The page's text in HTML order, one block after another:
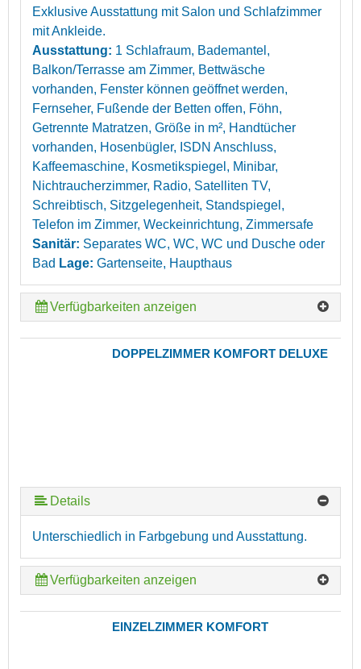
Exklusive Ausstattung mit Salon und Schlafzimmer
mit Ankleide.
Ausstattung: 1 Schlafraum, Bademantel,
Balkon/Terrasse am Zimmer, Bettwäsche
vorhanden, Fenster können geöffnet werden,
Fernseher, Fußende der Betten offen, Föhn,
Getrennte Matratzen, Größe in m², Handtücher
vorhanden, Hosenbügler, ISDN Anschluss,
Kaffeemaschine, Kosmetikspiegel, Minibar,
Nichtraucherzimmer, Radio, Satelliten TV,
Schreibtisch, Sitzgelegenheit, Standspiegel,
Telefon im Zimmer, Weckeinrichtung, Zimmersafe
Sanitär: Separates WC, WC, WC und Dusche oder
Bad Lage: Gartenseite, Haupthaus
Verfügbarkeiten anzeigen
DOPPELZIMMER KOMFORT DELUXE
Details
Unterschiedlich in Farbgebung und Ausstattung.
Verfügbarkeiten anzeigen
EINZELZIMMER KOMFORT